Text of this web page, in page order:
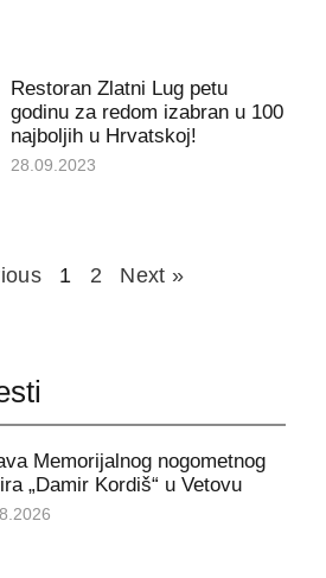
Restoran Zlatni Lug petu
godinu za redom izabran u 100
najboljih u Hrvatskoj!
28.09.2023
1 2 Next »
Memorijalnog nogometnog
„Damir Kordiš“ u Vetovu